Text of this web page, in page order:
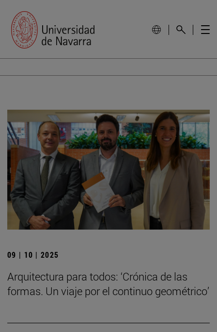
09 | 10 | 2025
Arquitectura para todos: ‘Crónica de las
formas. Un viaje por el continuo geométrico’